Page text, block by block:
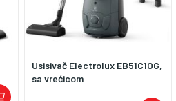
Usisivač Electrolux EB51C1OG,
sa vrećicom